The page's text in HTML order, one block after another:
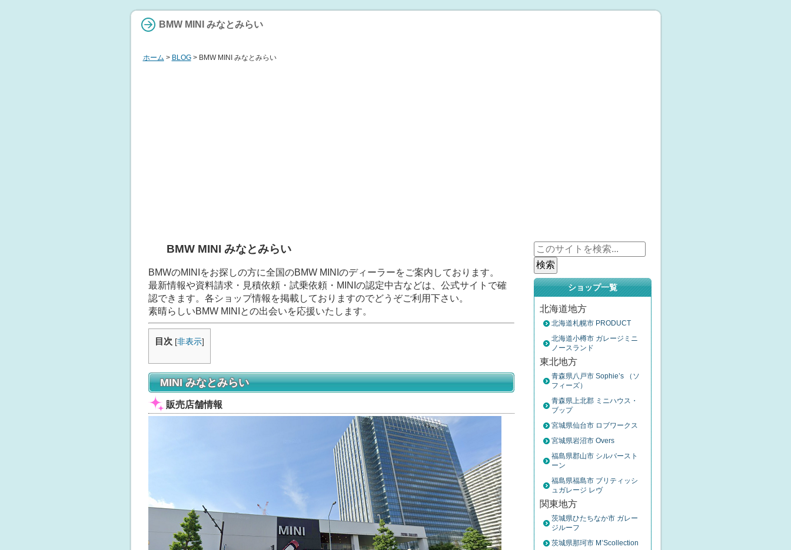
BMW MINI みなとみらい
ホーム > BLOG> BMW MINI みなとみらい
BMW MINI みなとみらい
BMWのMINIをお探しの方に全国のBMW MINIのディーラーをご案内しております。
最新情報や資料請求・見積依頼・試乗依頼・MINIの認定中古などは、公式サイトで確
認できます。各ショップ情報を掲載しておりますのでどうぞご利用下さい。
素晴らしいBMW MINIとの出会いを応援いたします。
目次 [非表示]
MINI みなとみらい
販売店舗情報
ショップ一覧
北海道地方
北海道札幌市 PRODUCT
北海道小樽市 ガレージミニ
ノースランド
東北地方
青森県八戸市 Sophie’s （ソ
フィーズ）
青森県上北郡 ミニハウス・
ブップ
宮城県仙台市 ロブワークス
宮城県岩沼市 Overs
福島県郡山市 シルバースト
ーン
福島県福島市 ブリティッシ
ュガレージ レヴ
関東地方
茨城県ひたちなか市 ガレー
ジルーフ
茨城県那珂市 M’Scollection